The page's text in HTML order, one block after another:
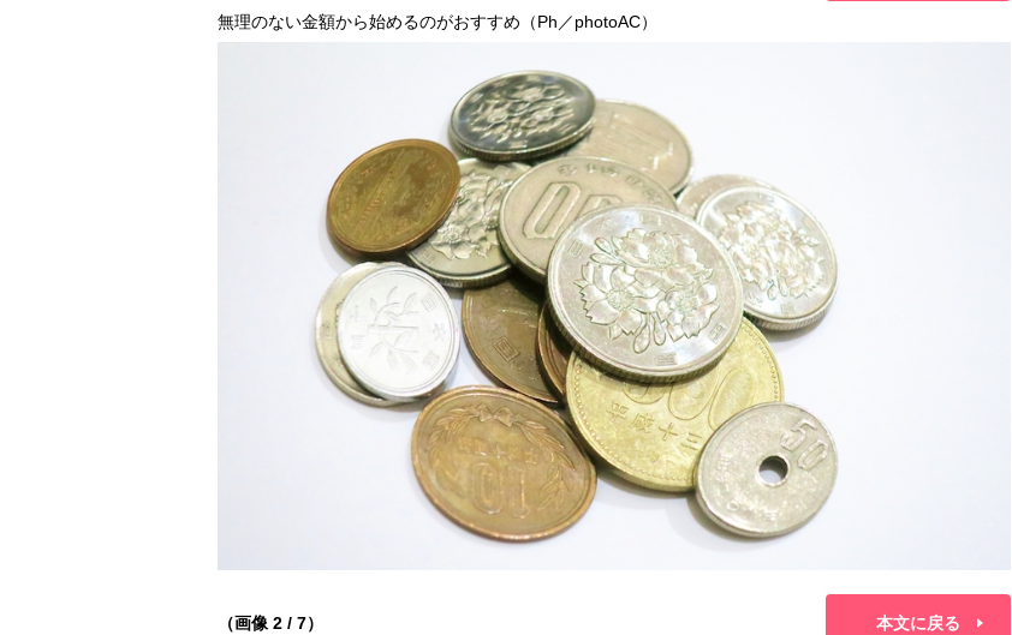
無理のない金額から始めるのがおすすめ（Ph／photoAC）
（画像 2 / 7） 本文に戻る